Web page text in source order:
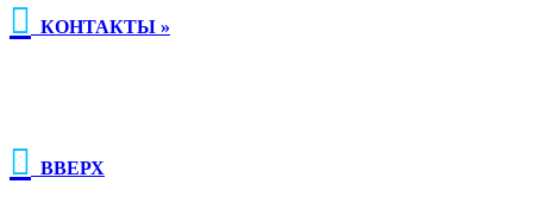
 КОНТАКТЫ »
 ВВЕРХ